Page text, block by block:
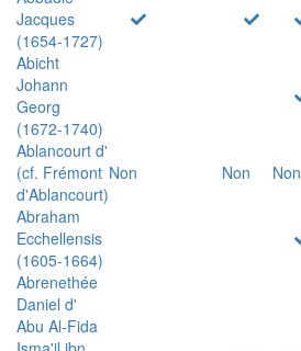
Jacques
(1654-1727)
Abicht
Johann
Georg
(1672-1740)
Ablancourt d'
(cf. Frémont
d'Ablancourt)
Non Non Non
Abraham
Ecchellensis
(1605-1664)
Abrenethée
Daniel d'
Abu Al-Fida